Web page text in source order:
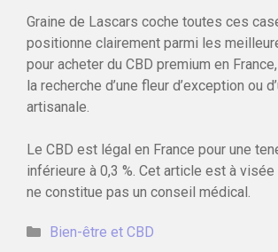
Graine de Lascars coche toutes ces
positionne clairement parmi les
pour acheter du CBD premium en
la recherche d’une fleur d’exception ou
artisanale.
Le CBD est légal en France pour une
inférieure à 0,3 %. Cet article est à
ne constitue pas un conseil médical.
Catégories
Bien-être et CBD